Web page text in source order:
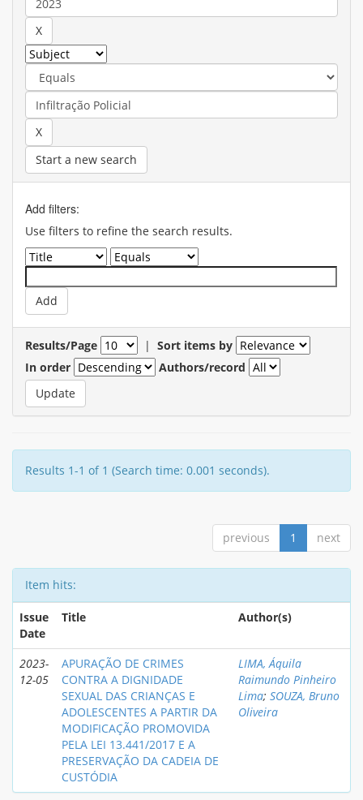
Start a new search
Add filters:
Use filters to refine the search results.
Results/Page | Sort items by
In order
Authors/record
Results 1-1 of 1 (Search time: 0.001 seconds).
previous 1 next
Item hits:
Issue
Date
Title Author(s)
2023-
12-05
APURAÇÃO DE CRIMES
CONTRA A DIGNIDADE
SEXUAL DAS CRIANÇAS E
ADOLESCENTES A PARTIR DA
MODIFICAÇÃO PROMOVIDA
PELA LEI 13.441/2017 E A
PRESERVAÇÃO DA CADEIA DE
CUSTÓDIA
LIMA, Áquila
Raimundo Pinheiro
Lima; SOUZA, Bruno
Oliveira